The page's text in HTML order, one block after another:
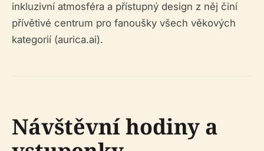
inkluzivní atmosféra a přístupný design z něj činí
přívětivé centrum pro fanoušky všech věkových
kategorií (aurica.ai).
Návštěvní hodiny a